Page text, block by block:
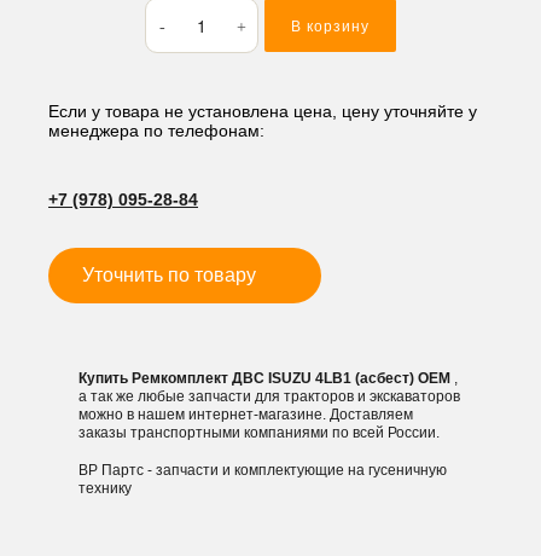
Количество
товара
Ремкомплект
ISUZU
4LB1
В корзину
Если у товара не установлена цена, цену уточняйте у
менеджера по телефонам:
+7 (978) 095-28-84
Уточнить по товару
Купить Ремкомплект ДВС ISUZU 4LB1 (асбест) OEM ,
а так же любые запчасти для тракторов и экскаваторов
можно в нашем интернет-магазине. Доставляем
заказы транспортными компаниями по всей России.
ВР Партс - запчасти и комплектующие на гусеничную
технику